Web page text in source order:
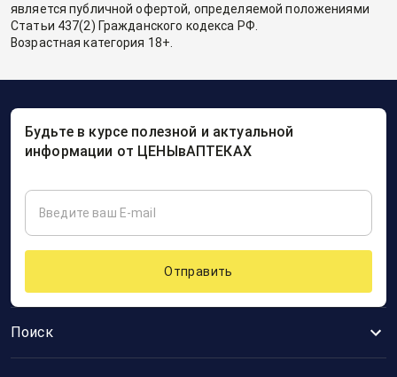
является публичной офертой, определяемой положениями
Статьи 437(2) Гражданского кодекса РФ.
Возрастная категория 18+.
Поиск
Будьте в курсе полезной и актуальной
информации от ЦЕНЫвАПТЕКАХ
Отправить